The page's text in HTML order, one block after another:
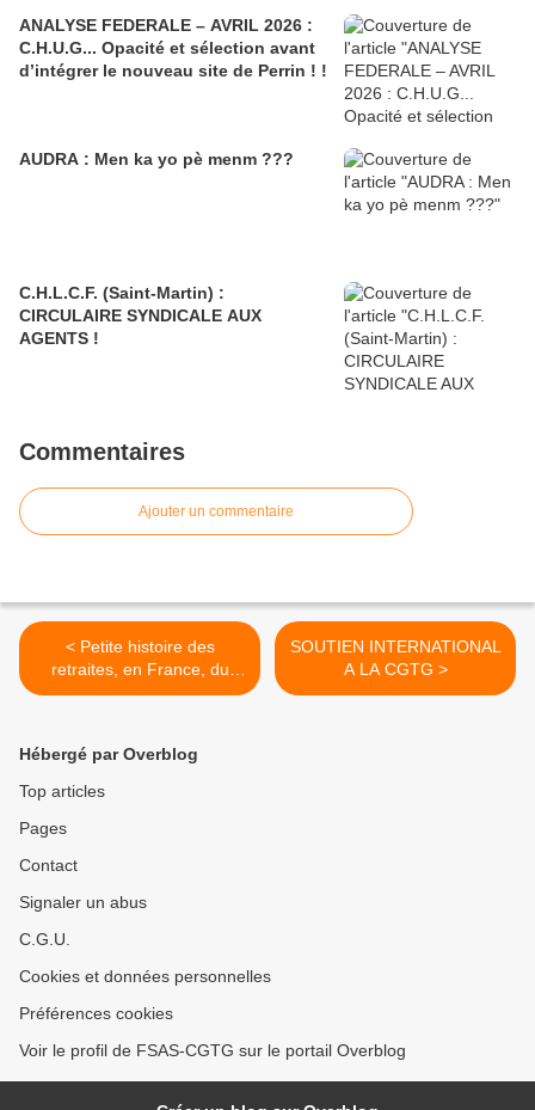
ANALYSE FEDERALE – AVRIL 2026 :
C.H.U.G... Opacité et sélection avant
d’intégrer le nouveau site de Perrin ! !
AUDRA : Men ka yo pè menm ???
C.H.L.C.F. (Saint-Martin) :
CIRCULAIRE SYNDICALE AUX
AGENTS !
Commentaires
Ajouter un commentaire
< Petite histoire des
retraites, en France, du
Moyen-Age à nos jours
SOUTIEN INTERNATIONAL
A LA CGTG >
Hébergé par Overblog
Top articles
Pages
Contact
Signaler un abus
C.G.U.
Cookies et données personnelles
Préférences cookies
Voir le profil de FSAS-CGTG sur le portail Overblog